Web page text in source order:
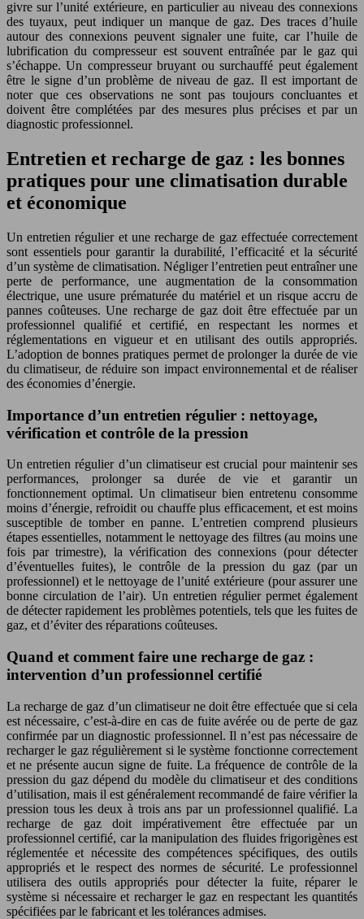
givre sur l’unité extérieure, en particulier au niveau des connexions
des tuyaux, peut indiquer un manque de gaz. Des traces d’huile
autour des connexions peuvent signaler une fuite, car l’huile de
lubrification du compresseur est souvent entraînée par le gaz qui
s’échappe. Un compresseur bruyant ou surchauffé peut également
être le signe d’un problème de niveau de gaz. Il est important de
noter que ces observations ne sont pas toujours concluantes et
doivent être complétées par des mesures plus précises et par un
diagnostic professionnel.
Entretien et recharge de gaz : les bonnes
pratiques pour une climatisation durable
et économique
Un entretien régulier et une recharge de gaz effectuée correctement
sont essentiels pour garantir la durabilité, l’efficacité et la sécurité
d’un système de climatisation. Négliger l’entretien peut entraîner une
perte de performance, une augmentation de la consommation
électrique, une usure prématurée du matériel et un risque accru de
pannes coûteuses. Une recharge de gaz doit être effectuée par un
professionnel qualifié et certifié, en respectant les normes et
réglementations en vigueur et en utilisant des outils appropriés.
L’adoption de bonnes pratiques permet de prolonger la durée de vie
du climatiseur, de réduire son impact environnemental et de réaliser
des économies d’énergie.
Importance d’un entretien régulier : nettoyage,
vérification et contrôle de la pression
Un entretien régulier d’un climatiseur est crucial pour maintenir ses
performances, prolonger sa durée de vie et garantir un
fonctionnement optimal. Un climatiseur bien entretenu consomme
moins d’énergie, refroidit ou chauffe plus efficacement, et est moins
susceptible de tomber en panne. L’entretien comprend plusieurs
étapes essentielles, notamment le nettoyage des filtres (au moins une
fois par trimestre), la vérification des connexions (pour détecter
d’éventuelles fuites), le contrôle de la pression du gaz (par un
professionnel) et le nettoyage de l’unité extérieure (pour assurer une
bonne circulation de l’air). Un entretien régulier permet également
de détecter rapidement les problèmes potentiels, tels que les fuites de
gaz, et d’éviter des réparations coûteuses.
Quand et comment faire une recharge de gaz :
intervention d’un professionnel certifié
La recharge de gaz d’un climatiseur ne doit être effectuée que si cela
est nécessaire, c’est-à-dire en cas de fuite avérée ou de perte de gaz
confirmée par un diagnostic professionnel. Il n’est pas nécessaire de
recharger le gaz régulièrement si le système fonctionne correctement
et ne présente aucun signe de fuite. La fréquence de contrôle de la
pression du gaz dépend du modèle du climatiseur et des conditions
d’utilisation, mais il est généralement recommandé de faire vérifier la
pression tous les deux à trois ans par un professionnel qualifié. La
recharge de gaz doit impérativement être effectuée par un
professionnel certifié, car la manipulation des fluides frigorigènes est
réglementée et nécessite des compétences spécifiques, des outils
appropriés et le respect des normes de sécurité. Le professionnel
utilisera des outils appropriés pour détecter la fuite, réparer le
système si nécessaire et recharger le gaz en respectant les quantités
spécifiées par le fabricant et les tolérances admises.